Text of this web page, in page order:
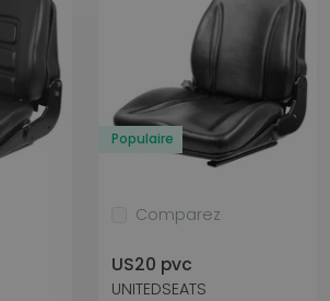
Populaire
Comparez
US20 pvc
UNITEDSEATS